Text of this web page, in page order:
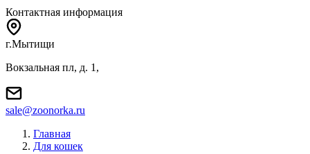
Контактная информация
г.Мытищи
Вокзальная пл, д. 1,
sale@zoonorka.ru
Главная
Для кошек